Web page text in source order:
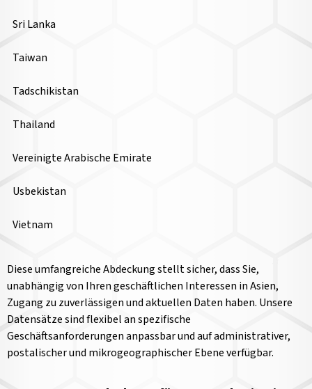
Sri Lanka
Taiwan
Tadschikistan
Thailand
Vereinigte Arabische Emirate
Usbekistan
Vietnam
Diese umfangreiche Abdeckung stellt sicher, dass Sie,
unabhängig von Ihren geschäftlichen Interessen in Asien,
Zugang zu zuverlässigen und aktuellen Daten haben. Unsere
Datensätze sind flexibel an spezifische
Geschäftsanforderungen anpassbar und auf administrativer,
postalischer und mikrogeographischer Ebene verfügbar.